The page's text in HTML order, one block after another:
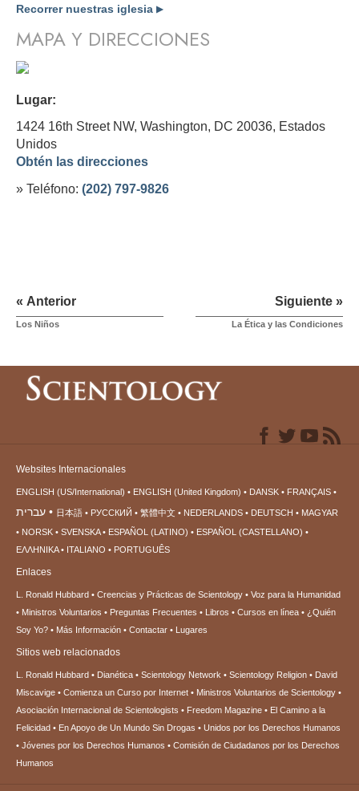
Recorrer nuestras iglesia ▶
MAPA Y DIRECCIONES
Lugar:
1424 16th Street NW, Washington, DC 20036, Estados
Unidos
Obtén las direcciones
» Teléfono: (202) 797-9826
« Anterior
Los Niños
Siguiente »
La Ética y las Condiciones
Websites Internacionales
ENGLISH (US/International) ENGLISH (United Kingdom) DANSK FRANÇAIS
עברית 日本語 РУССКИЙ 繁體中文 NEDERLANDS DEUTSCH
MAGYAR
NORSK
SVENSKA ESPAÑOL (LATINO)
ESPAÑOL (CASTELLANO)
ΕΛΛΗΝΙΚA
ITALIANO PORTUGUÊS
Enlaces
L. Ronald Hubbard Creencias y Prácticas de Scientology
Voz para la Humanidad
Ministros Voluntarios
Preguntas Frecuentes Libros Cursos en línea
¿Quién
Soy Yo?
Más Información Contactar Lugares
Sitios web relacionados
L. Ronald Hubbard Dianética Scientology Network Scientology Religion
David
Miscavige
Comienza un Curso por Internet
Ministros Voluntarios de Scientology
Asociación Internacional de Scientologists
Freedom Magazine
El Camino a la
Felicidad
En Apoyo de Un Mundo Sin Drogas
Unidos por los Derechos Humanos
Jóvenes por los Derechos Humanos
Comisión de Ciudadanos por los Derechos
Humanos